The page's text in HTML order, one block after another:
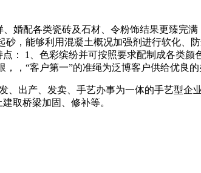
配各类瓷砖及石材、令粉饰结果更臻完
，能够利用混凝土概况加强剂进行软化、
： 1、色彩缤纷并可按照要求配制成各类
，“客户第一”的准绳为泛博客户供给优良的
产、发卖、手艺办事为一体的手艺型企
取桥梁加固、修补等。